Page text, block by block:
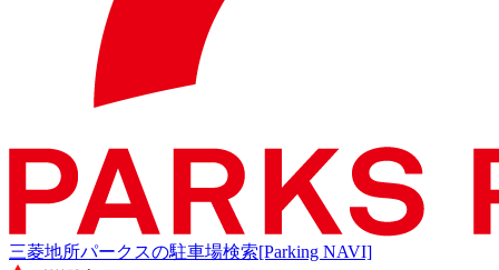
三菱地所パークスの駐車場検索[Parking NAVI]